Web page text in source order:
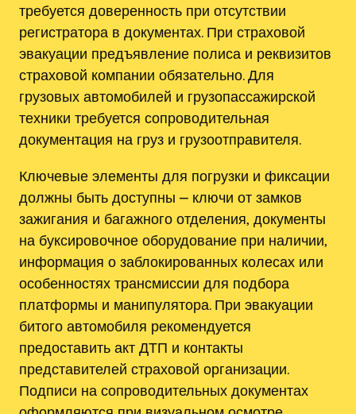
требуется доверенность при отсутствии
регистратора в документах. При страховой
эвакуации предъявление полиса и реквизитов
страховой компании обязательно. Для
грузовых автомобилей и грузопассажирской
техники требуется сопроводительная
документация на груз и грузоотправителя.
Ключевые элементы для погрузки и фиксации
должны быть доступны ⎼ ключи от замков
зажигания и багажного отделения‚ документы
на буксировочное оборудование при наличии‚
информация о заблокированных колесах или
особенностях трансмиссии для подбора
платформы и манипулятора. При эвакуации
битого автомобиля рекомендуется
предоставить акт ДТП и контакты
представителей страховой организации.
Подписи на сопроводительных документах